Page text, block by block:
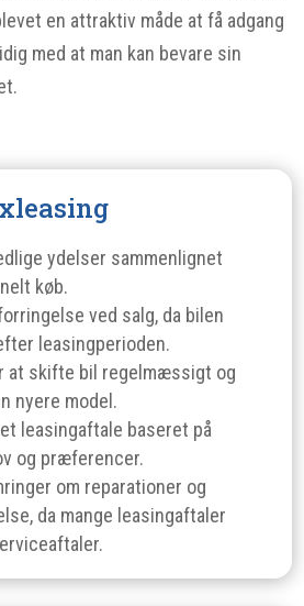
en attraktiv måde at få adgang
med at man kan bevare sin
ydelser sammenlignet
køb.
ved salg, da bilen
leasingperioden.
at skifte bil regelmæssigt og
nyere model.
leasingaftale baseret på
og præferencer.
om reparationer og
da mange leasingaftaler